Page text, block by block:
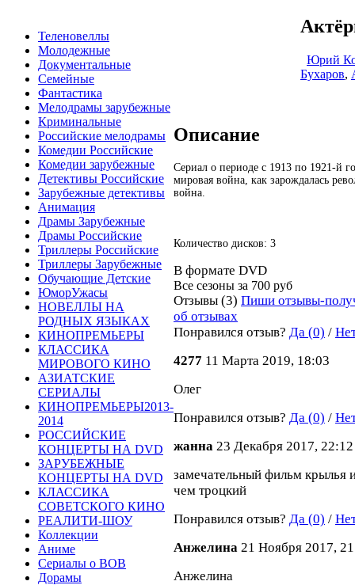
Теленовеллы
Молодежные
Документальные
Семейные
Фантастика
Мелодрамы зарубежные
Криминальные
Российские мелодрамы
Комедии Российские
Комедии зарубежные
Детективы Российские
Зарубежные детективы
Анимация
Драмы Зарубежные
Драмы Российские
Триллеры Российские
Триллеры Зарубежные
Обучающие Детские
ЮморУжасы
НОВЕЛЛЫ НА
РОДНЫХ ЯЗЫКАХ
КИНОПРЕМЬЕРЫ
КЛАССИКА
МИРОВОГО КИНО
АЗИАТСКИЕ
СЕРИАЛЫ
КИНОПРЕМЬЕРЫ2013-
2014
РОССИЙСКИЕ
КОНЦЕРТЫ НА DVD
ЗАРУБЕЖНЫЕ
КОНЦЕРТЫ НА DVD
КЛАССИКА
СОВЕТСКОГО КИНО
РЕАЛИТИ-ШОУ
Коллекции
Аниме
Сериалы о ВОВ
Дорамы
Юрий
Бухаров,
Описание
Сериал о периоде с 1913 по 1921-й
мировая война, как зарождалась
война.
Количество дисков: 3
В формате DVD
Все сезоны за 700 руб
Отзывы (3) Пиши отзывы-
об отзывах
Понравился отзыв? Да (0) /
4277 11 Марта 2019, 18:03
Олег
Понравился отзыв? Да (0) /
жанна 23 Декабря 2017, 22:12
замечательный фильм крылья
чем троцкий
Понравился отзыв? Да (0) /
Анжелина 21 Ноября 2017,
Анжелина